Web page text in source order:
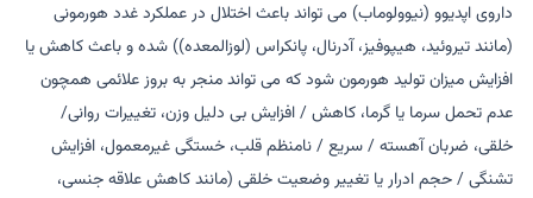
داروی اپدیوو (نیوولوماب) می تواند باعث اختلال در عملکرد غدد هورمونی
(مانند تیروئید، هیپوفیز، آدرنال، پانکراس (لوزالمعده)) شده و باعث کاهش یا
افزایش میزان تولید هورمون شود که می تواند منجر به بروز علائمی همچون
عدم تحمل سرما یا گرما، کاهش / افزایش بی دلیل وزن، تغییرات روانی/
خلقی، ضربان آهسته / سریع / نامنظم قلب، خستگی غیرمعمول، افزایش
تشنگی / حجم ادرار یا تغییر وضعیت خلقی (مانند کاهش علاقه جنسی،